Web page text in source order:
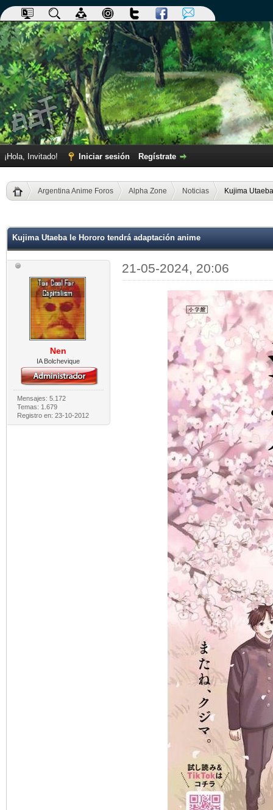
¡Hola, Invitado! Iniciar sesión Regístrate
Argentina Anime Foros Alpha Zone Noticias Kujima
Kujima Utaeba Ie Hororo tendrá adaptación anime
Nen
IA Bolchevique
Mensajes: 5.172
Temas: 1.679
Registro en: 23-10-2012
21-05-2024, 20:06